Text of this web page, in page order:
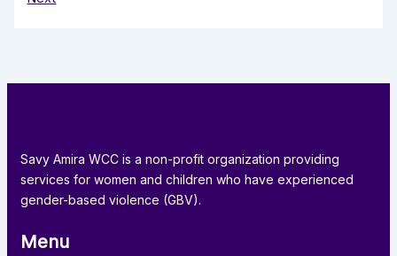
Savy Amira WCC is a non-profit organization providing
services for women and children who have experienced
gender-based violence (GBV).
Menu